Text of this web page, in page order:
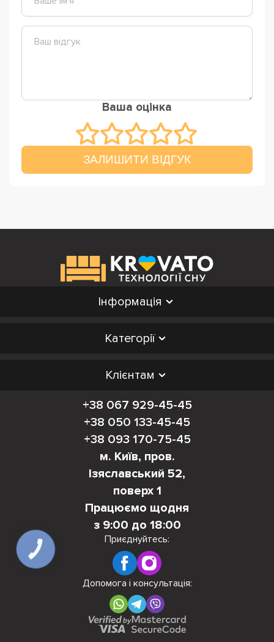
Ваша оцінка
ЗАЛИШИТИ ВІДГУК
Інформація
Категорії
Клієнтам
+38 067 929-45-45
+38 050 133-45-45
+38 093 170-75-45
м. Київ, пров.
Ізяславський 52,
поверх 1
Працюємо щодня
з 9:00 до 18:00
Приєднуйтесь:
Допомога і консультація:
КНОПКА
ЗВ'ЯЗКУ